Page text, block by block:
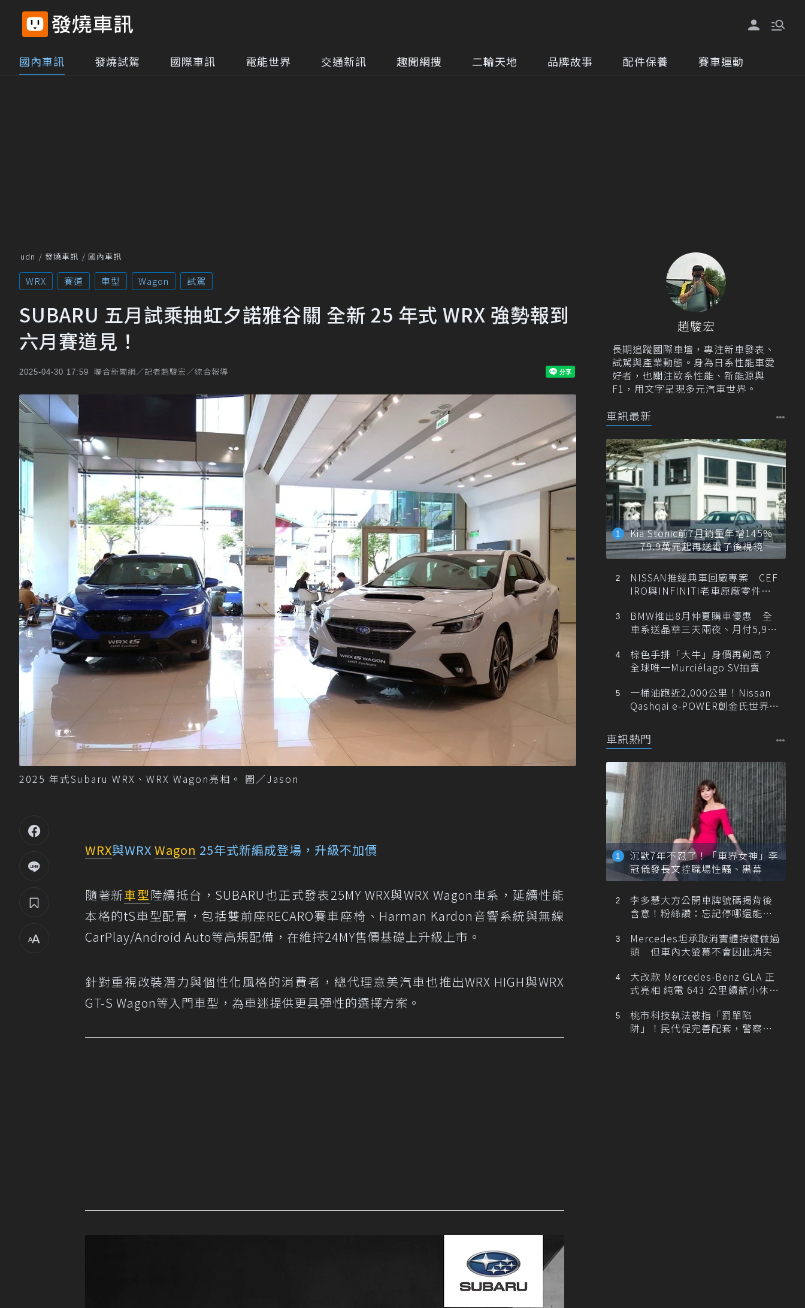
國內車訊 發燒試駕 國際車訊 電能世界 交通新訊 趣聞網搜 二輪天地 品牌故事 配件保養 賽車運動
udn 發燒車訊 國內車訊
WRX 賽道 車型 Wagon 試駕
SUBARU 五月試乘抽虹夕諾雅谷關 全新 25 年式 WRX 強勢報到
六月賽道見！
2025-04-30 17:59 聯合新聞網／記者趙駿宏／綜合報導
2025 年式Subaru WRX、WRX Wagon亮相。 圖／Jason
WRX與WRX Wagon 25年式新編成登場，升級不加價
隨著新車型陸續抵台，SUBARU也正式發表25MY WRX與WRX Wagon車系，延續性能
本格的tS車型配置，包括雙前座RECARO賽車座椅、Harman Kardon音響系統與無線
CarPlay/Android Auto等高規配備，在維持24MY售價基礎上升級上市。
針對重視改裝潛力與個性化風格的消費者，總代理意美汽車也推出WRX HIGH與WRX
GT-S Wagon等入門車型，為車迷提供更具彈性的選擇方案。
趙駿宏
長期追蹤國際車壇，專注新車發表、
試駕與產業動態。身為日系性能車愛
好者，也關注歐系性能、新能源與
F1，用文字呈現多元汽車世界。
車訊最新
Kia Stonic前7月銷量年增145%
79.9萬元起再送電子後視鏡
NISSAN推經典車回廠專案 CEF
IRO與INFINITI老車原廠零件最
BMW推出8月仲夏購車優惠 全
車系送晶華三天兩夜、月付5,900
棕色手排「大牛」身價再創高？
全球唯一Murciélago SV拍賣
一桶油跑近2,000公里！Nissan
Qashqai e-POWER創金氏世界紀
車訊熱門
沉默7年不忍了！「車界女神」李
冠儀發長文控職場性騷、黑幕
李多慧大方公開車牌號碼揭背後
含意！粉絲讚：忘記停哪還能幫
Mercedes坦承取消實體按鍵做過
頭 但車內大螢幕不會因此消失
大改款 Mercedes-Benz GLA 正
式亮相 純電 643 公里續航小休
桃市科技執法被指「罰單陷
阱」！民代促完善配套，警察局